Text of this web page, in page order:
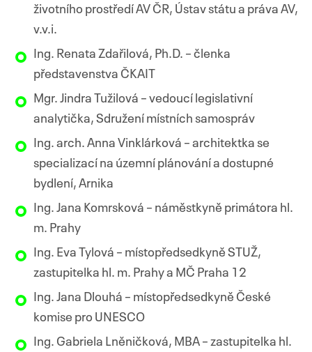
životního prostředí AV ČR, Ústav státu a práva AV,
v.v.i.
Ing. Renata Zdařilová, Ph.D. – členka
představenstva ČKAIT
Mgr. Jindra Tužilová – vedoucí legislativní
analytička, Sdružení místních samospráv
Ing. arch. Anna Vinklárková – architektka se
specializací na územní plánování a dostupné
bydlení, Arnika
Ing. Jana Komrsková – náměstkyně primátora hl.
m. Prahy
Ing. Eva Tylová – místopředsedkyně STUŽ,
zastupitelka hl. m. Prahy a MČ Praha 12
Ing. Jana Dlouhá – místopředsedkyně České
komise pro UNESCO
Ing. Gabriela Lněničková, MBA – zastupitelka hl.